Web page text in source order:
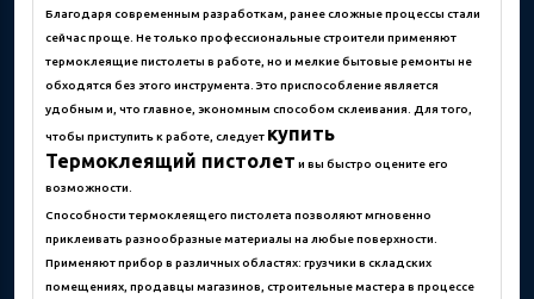
Благодаря современным разработкам, ранее сложные процессы стали
сейчас проще. Не только профессиональные строители применяют
термоклеящие пистолеты в работе, но и мелкие бытовые ремонты не
обходятся без этого инструмента. Это приспособление является
удобным и, что главное, экономным способом склеивания. Для того,
чтобы приступить к работе, следует купить
Термоклеящий пистолет и вы быстро оцените его
возможности.
Способности термоклеящего пистолета позволяют мгновенно
приклеивать разнообразные материалы на любые поверхности.
Применяют прибор в различных областях: грузчики в складских
помещениях, продавцы магазинов, строительные мастера в процессе